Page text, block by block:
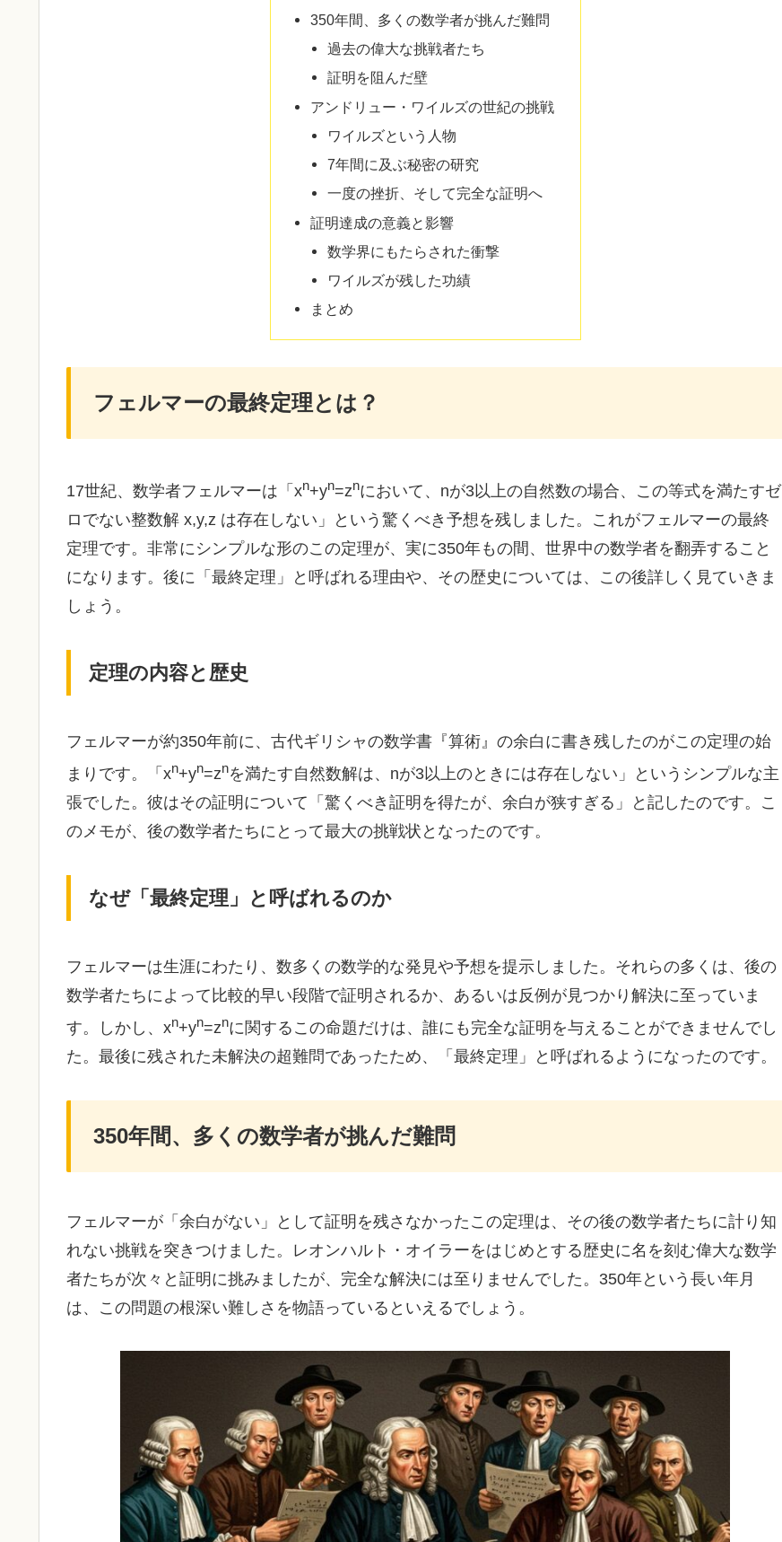
350年間、多くの数学者が挑んだ難問
過去の偉大な挑戦者たち
証明を阻んだ壁
アンドリュー・ワイルズの世紀の挑戦
ワイルズという人物
7年間に及ぶ秘密の研究
一度の挫折、そして完全な証明へ
証明達成の意義と影響
数学界にもたらされた衝撃
ワイルズが残した功績
まとめ
フェルマーの最終定理とは？
17世紀、数学者フェルマーは「 xn+yn=znにおいて、 nが3以上の自然数の場合、この等式を満たすゼ
ロでない整数解 x,y,z は存在しない」という驚くべき予想を残しました。これがフェルマーの最終
定理です。非常にシンプルな形のこの定理が、実に350年もの間、世界中の数学者を翻弄すること
になります。後に「最終定理」と呼ばれる理由や、その歴史については、この後詳しく見ていきま
しょう。
定理の内容と歴史
フェルマーが約350年前に、古代ギリシャの数学書『算術』の余白に書き残したのがこの定理の始
まりです。「 xn+yn=znを満たす自然数解は、 nが3以上のときには存在しない」というシンプルな主
張でした。彼はその証明について「驚くべき証明を得たが、余白が狭すぎる」と記したのです。こ
のメモが、後の数学者たちにとって最大の挑戦状となったのです。
なぜ「最終定理」と呼ばれるのか
フェルマーは生涯にわたり、数多くの数学的な発見や予想を提示しました。それらの多くは、後の
数学者たちによって比較的早い段階で証明されるか、あるいは反例が見つかり解決に至っていま
す。しかし、 xn+yn=znに関するこの命題だけは、誰にも完全な証明を与えることができませんでし
た。最後に残された未解決の超難問であったため、「最終定理」と呼ばれるようになったのです。
350年間、多くの数学者が挑んだ難問
フェルマーが「余白がない」として証明を残さなかったこの定理は、その後の数学者たちに計り知
れない挑戦を突きつけました。レオンハルト・オイラーをはじめとする歴史に名を刻む偉大な数学
者たちが次々と証明に挑みましたが、完全な解決には至りませんでした。350年という長い年月
は、この問題の根深い難しさを物語っているといえるでしょう。